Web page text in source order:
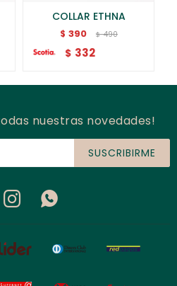
COLLAR ETHNA
$ 390 $ 490
$ 332
nuestras novedades!
SUSCRIBIRME
 